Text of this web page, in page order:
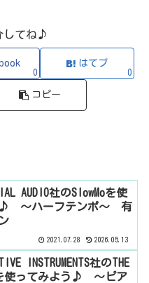
してね♪
0
はてブ
0
コピー
AUDIO社のSlowMoを使
♪ ～ハーフテンポ～ 有
2021.07.28 2026.05.13
INSTRUMENTS社のTHE
を使ってみよう♪ ～ピア